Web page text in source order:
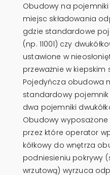
Obudowy na pojemniki
miejsc składowania
gdzie standardowe
(np. 1100l) czy
ustawione w
przeważnie w kiepskim
Pojedyńcza obudowa
standardowy pojemnik
dwa pojemniki
Obudowy
przez które operator
kółkowy do wnętrza
podniesieniu pokrywy
wrzutową) wyrzuca